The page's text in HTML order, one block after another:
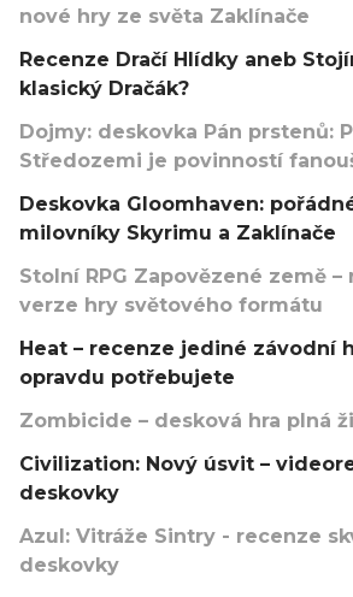
nové hry ze světa Zaklínače
Recenze Dračí Hlídky aneb
klasický Dračák?
Dojmy: deskovka Pán prstenů:
Středozemi je povinností
Deskovka Gloomhaven:
milovníky Skyrimu a Zaklínače
Stolní RPG Zapovězené země –
verze hry světového formátu
Heat – recenze jediné závodní
opravdu potřebujete
Zombicide – desková hra plná
Civilization: Nový úsvit –
deskovky
Azul: Vitráže Sintry - recenze
deskovky